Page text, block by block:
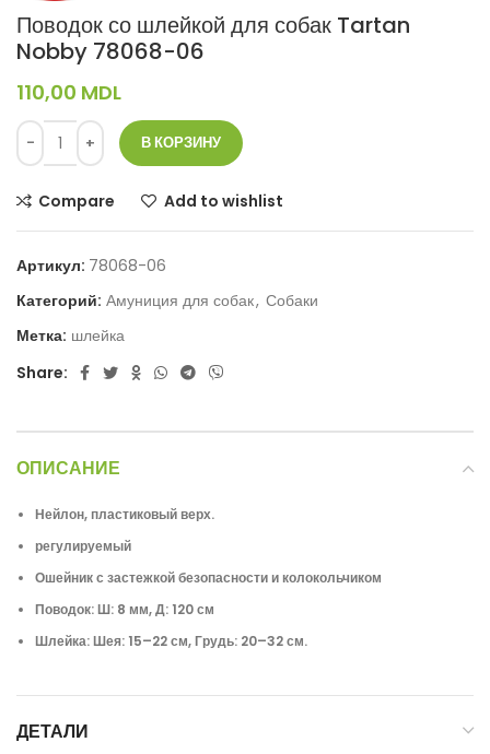
Поводок со шлейкой для собак Tartan
Nobby 78068-06
110,00 MDL
В КОРЗИНУ
Compare Add to wishlist
Артикул: 78068-06
Категорий: Амуниция для собак, Собаки
Метка: шлейка
Share:
ОПИСАНИЕ
Нейлон, пластиковый верх.
регулируемый
Ошейник с застежкой безопасности и колокольчиком
Поводок: Ш: 8 мм, Д: 120 см
Шлейка: Шея: 15–22 см, Грудь: 20–32 см.
ДЕТАЛИ